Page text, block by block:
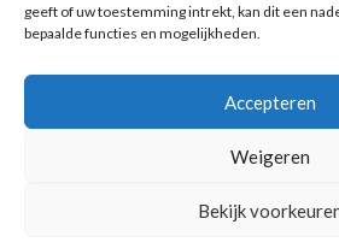
geeft of uw toestemming intrekt, kan dit een
bepaalde functies en mogelijkheden.
Accepteren
Weigeren
Bekijk